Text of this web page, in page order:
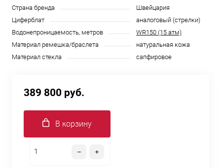
Страна бренда
Швейцария
Циферблат
аналоговый (стрелки)
Водонепроницаемость, метров
WR150 (15 атм)
Материал ремешка/браслета
натуральная кожа
Материал стекла
сапфировое
389 800 руб.
В корзину